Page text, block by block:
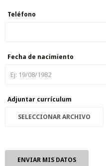
Teléfono
Fecha de nacimiento
Adjuntar currículum
SELECCIONAR ARCHIVO
ENVIAR MIS DATOS